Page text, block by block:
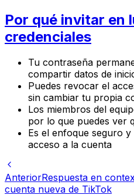
Por qué invitar en
credenciales
Tu contraseña
compartir datos de
Puedes revocar el
sin cambiar tu propia
Los miembros del
por lo que puedes ver
Es el enfoque seguro
acceso a la cuenta
AnteriorRespuesta en
cuenta nueva de TikTok